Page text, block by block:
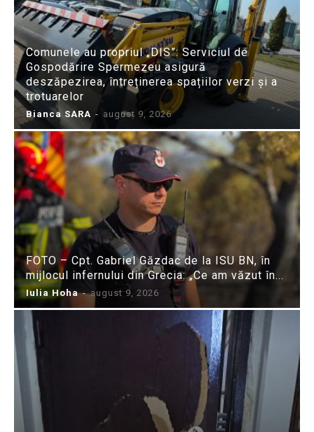
Comunele au propriul „DIS”: Serviciul de
Gospodărire Spermezeu asigură
deszăpezirea, întreținerea spațiilor verzi și a
trotuarelor
Bianca SARA - august 9, 2026
FOTO – Cpt. Gabriel Găzdac de la ISU BN, în
mijlocul infernului din Grecia: „Ce am văzut în...
Iulia Hoha - august 9, 2026